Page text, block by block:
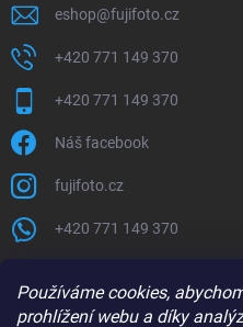
Používáme cookies,
prohlížení webu a díky
eshop@fujifoto.cz
+420 771 149 370
+420 771 149 370
Náš facebook
fujifoto.cz
+420 771 149 370
PŘIJÍMÁME ONLINE PLATBY